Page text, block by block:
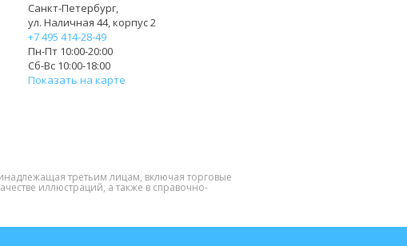
Санкт-Петербург,
ул. Наличная 44, корпус 2
+7 495 414-28-49
Пн-Пт 10:00-20:00
Сб-Вс 10:00-18:00
Показать на карте
третьим лицам, включая торговые
иллюстраций, а также в справочно-